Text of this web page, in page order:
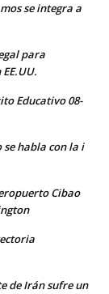
se integra a
para
Educativo 08-
se habla con la i
Cibao
de Irán sufre un